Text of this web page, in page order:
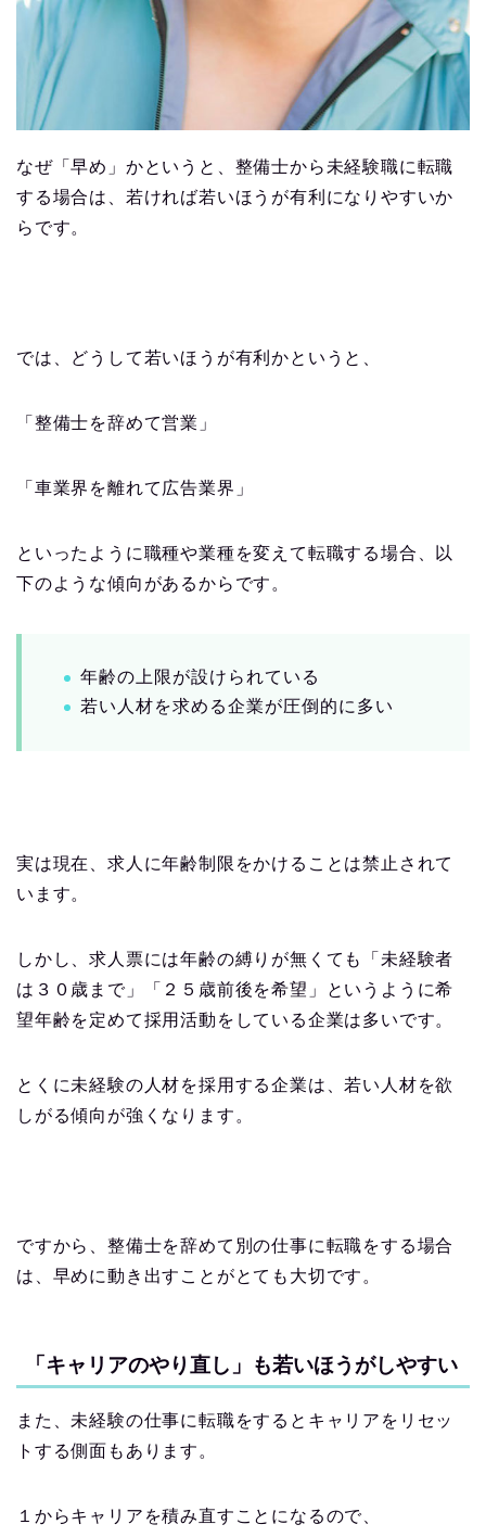
なぜ「早め」かというと、整備士から未経験職に転職
する場合は、若ければ若いほうが有利になりやすいか
らです。
では、どうして若いほうが有利かというと、
「整備士を辞めて営業」
「車業界を離れて広告業界」
といったように職種や業種を変えて転職する場合、以
下のような傾向があるからです。
年齢の上限が設けられている
若い人材を求める企業が圧倒的に多い
実は現在、求人に年齢制限をかけることは禁止されて
います。
しかし、求人票には年齢の縛りが無くても「未経験者
は３０歳まで」「２５歳前後を希望」というように希
望年齢を定めて採用活動をしている企業は多いです。
とくに未経験の人材を採用する企業は、若い人材を欲
しがる傾向が強くなります。
ですから、整備士を辞めて別の仕事に転職をする場合
は、早めに動き出すことがとても大切です。
「キャリアのやり直し」も若いほうがしやすい
また、未経験の仕事に転職をするとキャリアをリセッ
トする側面もあります。
１からキャリアを積み直すことになるので、